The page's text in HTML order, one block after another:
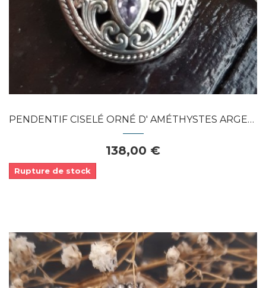
PENDENTIF CISELÉ ORNÉ D' AMÉTHYSTES ARGENT...
138,00 €
Rupture de stock